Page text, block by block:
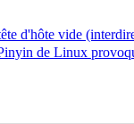
d'hôte vide
de Linux